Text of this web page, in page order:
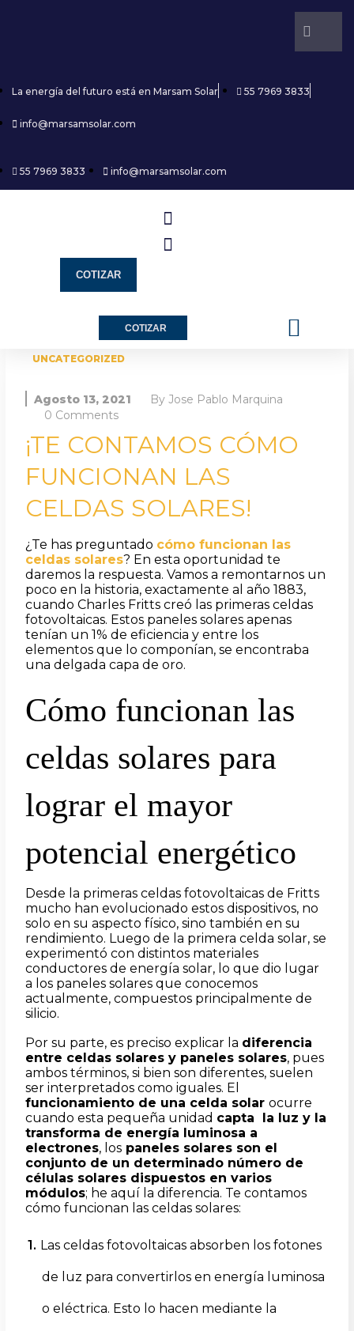
La energía del futuro está en Marsam Solar 55 7969 3833
info@marsamsolar.com
55 7969 3833 info@marsamsolar.com
COTIZAR
COTIZAR
UNCATEGORIZED
Agosto 13, 2021 ByJose Pablo Marquina
0 Comments
¡TE CONTAMOS CÓMO
FUNCIONAN LAS
CELDAS SOLARES!
¿Te has preguntado cómo funcionan las
celdas solares? En esta oportunidad te
daremos la respuesta. Vamos a remontarnos un
poco en la historia, exactamente al año 1883,
cuando Charles Fritts creó las primeras celdas
fotovoltaicas. Estos paneles solares apenas
tenían un 1% de eficiencia y entre los
elementos que lo componían, se encontraba
una delgada capa de oro.
Cómo funcionan las
celdas solares para
lograr el mayor
potencial energético
Desde la primeras celdas fotovoltaicas de Fritts
mucho han evolucionado estos dispositivos, no
solo en su aspecto físico, sino también en su
rendimiento. Luego de la primera celda solar, se
experimentó con distintos materiales
conductores de energía solar, lo que dio lugar
a los paneles solares que conocemos
actualmente, compuestos principalmente de
silicio.
Por su parte, es preciso explicar la diferencia
entre celdas solares y paneles solares, pues
ambos términos, si bien son diferentes, suelen
ser interpretados como iguales. El
funcionamiento de una celda solarocurre
cuando esta pequeña unidad capta la luz y la
transforma de energía luminosa a
electrones, los paneles solares son el
conjunto de un determinado número de
células solares dispuestos en varios
módulos; he aquí la diferencia. Te contamos
cómo funcionan las celdas solares:
Las celdas fotovoltaicas absorben los fotones
de luz para convertirlos en energía luminosa
o eléctrica. Esto lo hacen mediante la